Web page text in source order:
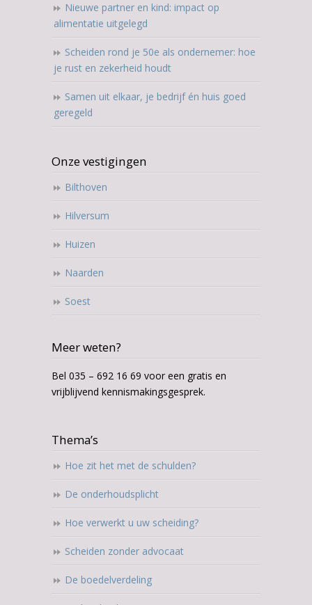
Nieuwe partner en kind: impact op
alimentatie uitgelegd
Scheiden rond je 50e als ondernemer: hoe
je rust en zekerheid houdt
Samen uit elkaar, je bedrijf én huis goed
geregeld
Onze vestigingen
Bilthoven
Hilversum
Huizen
Naarden
Soest
Meer weten?
Bel 035 – 692 16 69 voor een gratis en
vrijblijvend kennismakingsgesprek.
Thema’s
Hoe zit het met de schulden?
De onderhoudsplicht
Hoe verwerkt u uw scheiding?
Scheiden zonder advocaat
De boedelverdeling